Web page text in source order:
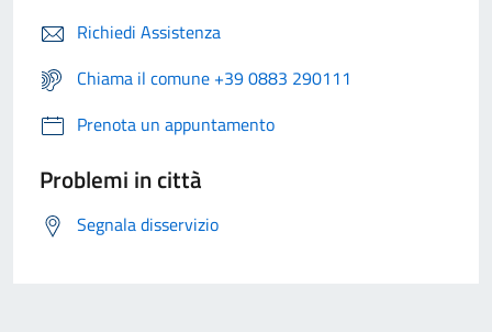
Richiedi Assistenza
Chiama il comune +39 0883 290111
Prenota un appuntamento
Problemi in città
Segnala disservizio